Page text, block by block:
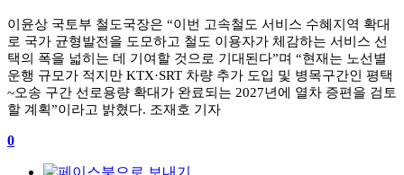
이윤상 국토부 철도국장은 “이번 고속철도 서비스 수혜지역 확대
로 국가 균형발전을 도모하고 철도 이용자가 체감하는 서비스 선
택의 폭을 넓히는 데 기여할 것으로 기대된다”며 “현재는 노선별
운행 규모가 적지만 KTX·SRT 차량 추가 도입 및 병목구간인 평택
~오송 구간 선로용량 확대가 완료되는 2027년에 열차 증편을 검토
할 계획”이라고 밝혔다. 조재호 기자
0